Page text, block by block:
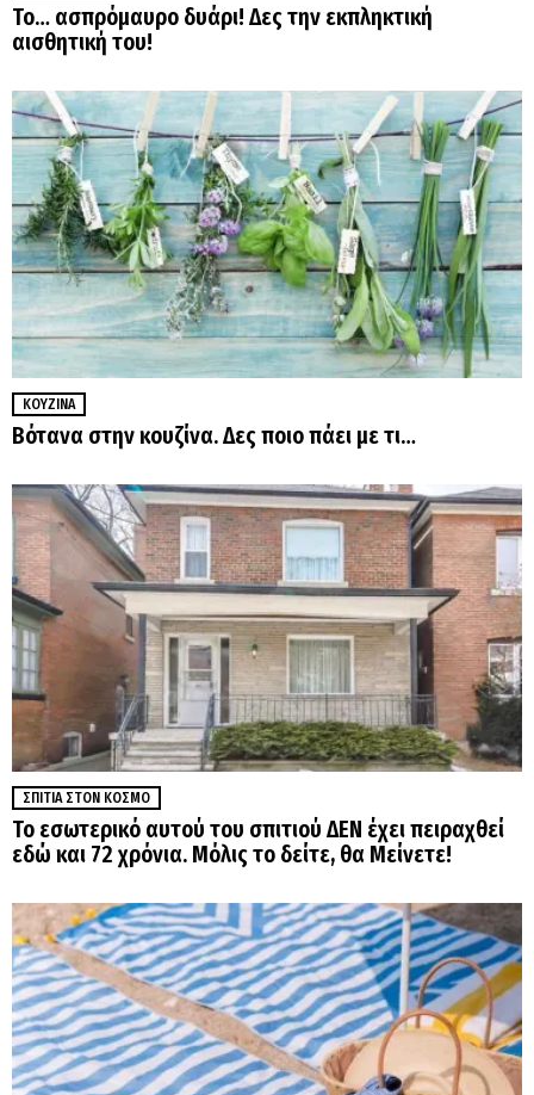
Το… ασπρόμαυρο δυάρι! Δες την εκπληκτική
αισθητική του!
ΚΟΥΖΊΝΑ
Βότανα στην κουζίνα. Δες ποιο πάει με τι…
ΣΠΊΤΙΑ ΣΤΟΝ ΚΌΣΜΟ
Το εσωτερικό αυτού του σπιτιού ΔΕΝ έχει πειραχθεί
εδώ και 72 χρόνια. Μόλις το δείτε, θα Μείνετε!